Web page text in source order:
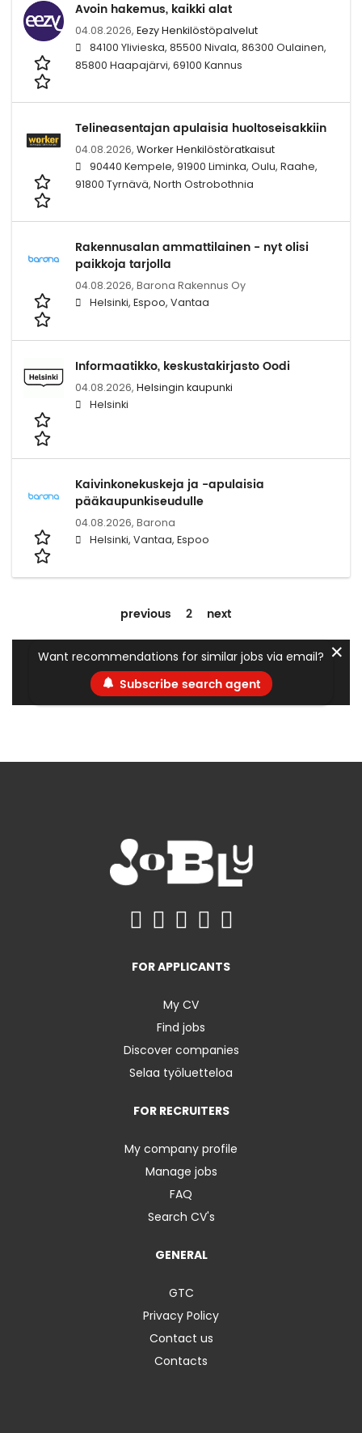
Avoin hakemus, kaikki alat
04.08.2026, Eezy Henkilöstöpalvelut
84100 Ylivieska, 85500 Nivala, 86300 Oulainen,
85800 Haapajärvi, 69100 Kannus
Telineasentajan apulaisia huoltoseisakkiin
04.08.2026, Worker Henkilöstöratkaisut
90440 Kempele, 91900 Liminka, Oulu, Raahe,
91800 Tyrnävä, North Ostrobothnia
Rakennusalan ammattilainen - nyt olisi
paikkoja tarjolla
04.08.2026, Barona Rakennus Oy
Helsinki, Espoo, Vantaa
Informaatikko, keskustakirjasto Oodi
04.08.2026, Helsingin kaupunki
Helsinki
Kaivinkonekuskeja ja -apulaisia
pääkaupunkiseudulle
04.08.2026, Barona
Helsinki, Vantaa, Espoo
previous 2 next
Want recommendations for similar jobs via email?
Subscribe search agent
✕
FOR APPLICANTS
My CV
Find jobs
Discover companies
Selaa työluetteloa
FOR RECRUITERS
My company profile
Manage jobs
FAQ
Search CV's
GENERAL
GTC
Privacy Policy
Contact us
Contacts